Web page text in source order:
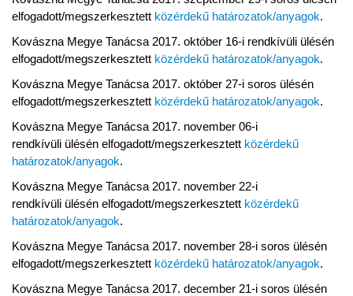
elfogadott/megszerkesztett közérdekű határozatok/anyagok.
Kovászna Megye Tanácsa 2017. október 16-i rendkívüli ülésén
elfogadott/megszerkesztett közérdekű határozatok/anyagok.
Kovászna Megye Tanácsa 2017. október 27-i soros ülésén
elfogadott/megszerkesztett közérdekű határozatok/anyagok.
Kovászna Megye Tanácsa 2017. november 06-i
rendkívüli ülésén elfogadott/megszerkesztett közérdekű
határozatok/anyagok.
Kovászna Megye Tanácsa 2017. november 22-i
rendkívüli ülésén elfogadott/megszerkesztett közérdekű
határozatok/anyagok.
Kovászna Megye Tanácsa 2017. november 28-i soros ülésén
elfogadott/megszerkesztett közérdekű határozatok/anyagok.
Kovászna Megye Tanácsa 2017. december 21-i soros ülésén